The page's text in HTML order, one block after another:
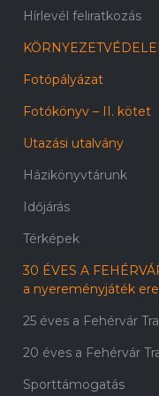
Hírlevél feliratkozás
Fotópályázat
Fotókönyv – II. kötet
Utazási utalvány
Házikönyvtárunk
Időjárás
Térképek
30 ÉVES A
a nyereményjáték
25 éves a Fehérvár
20 éves a Fehérvár
Sporttámogatás